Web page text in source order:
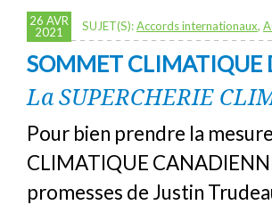
26 AVR
2021
SUJET(S):Accords internationaux,
SOMMET CLIMATIQUE
La SUPERCHERIE
Pour bien prendre la
CLIMATIQUE
promesses de Justin